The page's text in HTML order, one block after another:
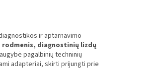
ir aptarnavimo
diagnostinių lizdų
pagalbinių techninių
adapteriai, skirti prijungti prie